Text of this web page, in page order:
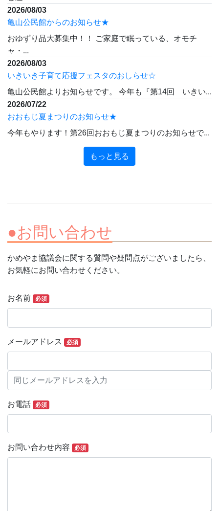
2026/08/03
亀山公民館からのお知らせ★
おゆずり品大募集中！！ ご家庭で眠っている、オモチ
ャ・...
2026/08/03
いきいき子育て応援フェスタのおしらせ☆
亀山公民館よりお知らせです。 今年も『第14回 いきい...
2026/07/22
おおもじ夏まつりのお知らせ★
今年もやります！第26回おおもじ夏まつりのお知らせで...
もっと見る
●お問い合わせ
かめやま協議会に関する質問や疑問点がございましたら、
お気軽にお問い合わせください。
お問い合わせ
お名前 必須
メールアドレス 必須
お電話 必須
お問い合わせ内容 必須